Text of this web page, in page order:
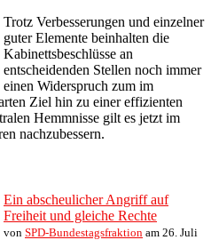
Trotz Verbesserungen und einzelner
guter Elemente beinhalten die
Kabinettsbeschlüsse an
entscheidenden Stellen noch immer
einen Widerspruch zum im
Ziel hin zu einer effizienten
Hemmnisse gilt es jetzt im
nachzubessern.
Ein abscheulicher Angriff auf
Freiheit und gleiche Rechte
von SPD-Bundestagsfraktion am 26. Juli